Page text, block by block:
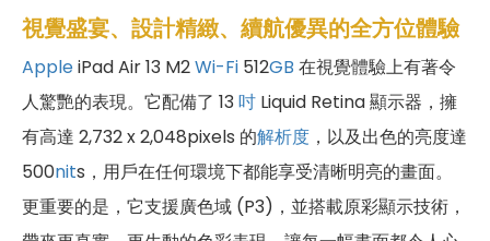
視覺盛宴、設計精緻、續航優異的全方位體驗
AppleiPad Air 13 M2Wi-Fi 512GB 在視覺體驗上有著令
人驚艷的表現。它配備了 13吋 Liquid Retina 顯示器，擁
有高達 2,732 x 2,048pixels 的解析度 ，以及出色的亮度達
500nits，用戶在任何環境下都能享受清晰明亮的畫面。
更重要的是，它支援廣色域 (P3)，並搭載原彩顯示技術，